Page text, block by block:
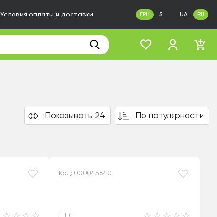
Условия оплаты и доставки ГРН $ UA RU
Показывать 24 По популярности
Код: 000045840
0